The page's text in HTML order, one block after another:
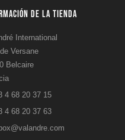
DE LA TIENDA
International
Versane
Belcaire
4 68 20 37 15
4 68 20 37 63